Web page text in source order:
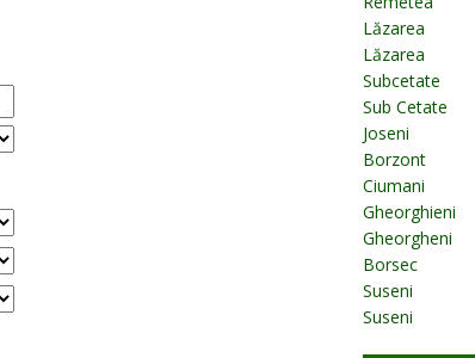
Lăzarea
Lăzarea
Subcetate
Sub Cetate
Joseni
Borzont
Ciumani
Gheorghieni
Gheorgheni
Borsec
Suseni
Suseni